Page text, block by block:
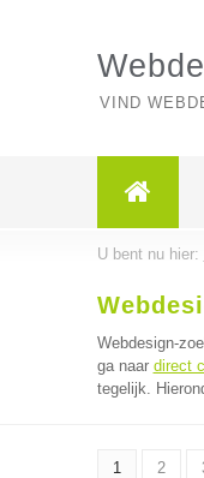
VIND
U bent nu hier:
Webdesign-
ga naar direct
tegelijk.
1 2